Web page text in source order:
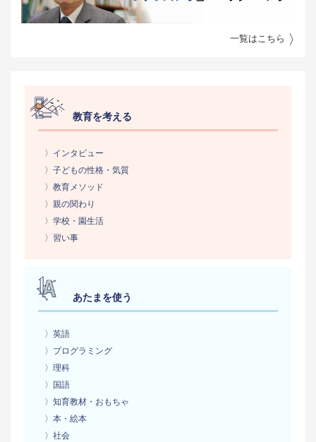
一覧はこちら
教育を考える
〉インタビュー
〉子どもの性格・気質
〉教育メソッド
〉親の関わり
〉学校・園生活
〉習い事
あたまを使う
〉英語
〉プログラミング
〉理科
〉国語
〉知育教材・おもちゃ
〉本・絵本
〉社会